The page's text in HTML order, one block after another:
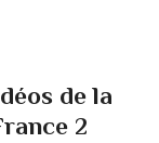
de la
2